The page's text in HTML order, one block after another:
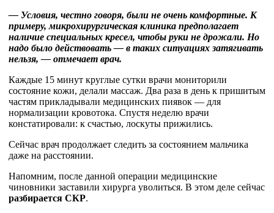
— Условия, честно говоря, были не очень комфортные. К
примеру, микрохирургическая клиника предполагает
наличие специальных кресел, чтобы руки не дрожали. Но
надо было действовать — в таких ситуациях затягивать
нельзя, — отмечает врач.
Каждые 15 минут круглые сутки врачи мониторили
состояние кожи, делали массаж. Два раза в день к пришитым
частям прикладывали медицинских пиявок — для
нормализации кровотока. Спустя неделю врачи
констатировали: к счастью, лоскуты прижились.
Сейчас врач продолжает следить за состоянием мальчика
даже на расстоянии.
Напомним, после данной операции медицинские
чиновники заставили хирурга уволиться. В этом деле сейчас
разбирается СКР.